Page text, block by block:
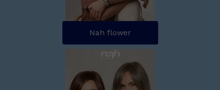
Nah flower